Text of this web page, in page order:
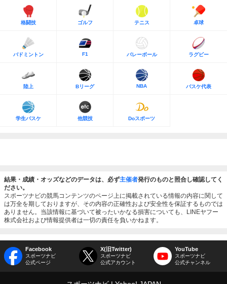
格闘技 ゴルフ テニス 卓球
バドミントン F1 バレーボール ラグビー
陸上 Bリーグ NBA バスケ代表
学生バスケ 他競技 Doスポーツ
結果・成績・オッズなどのデータは、必ず主催者発行のものと照合し確認してく
ださい。
スポーツナビの競馬コンテンツのページ上に掲載されている情報の内容に関して
は万全を期しておりますが、その内容の正確性および安全性を保証するものでは
ありません。当該情報に基づいて被ったいかなる損害についても、LINEヤフー
株式会社および情報提供者は一切の責任を負いかねます。
Facebook
スポーツナビ
公式ページ
X(旧Twitter)
スポーツナビ
公式アカウント
YouTube
スポーツナビ
公式チャンネル